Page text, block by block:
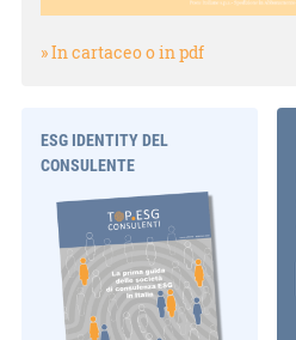
» In cartaceo o in pdf
ESG IDENTITY DEL
CONSULENTE